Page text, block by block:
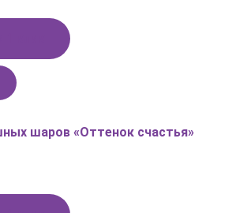
шаров «Оттенок счастья»